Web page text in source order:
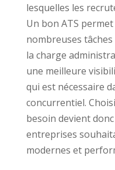
lesquelles les
Un bon ATS
nombreuses
la charge
une meilleure
qui est nécessaire
concurrentiel.
besoin devient
entreprises
modernes et